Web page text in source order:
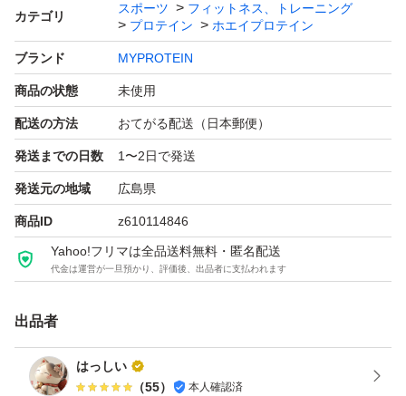
カテゴリ
スポーツ
フィットネス、トレーニング
プロテイン
ホエイプロテイン
ブランド MYPROTEIN
商品の状態 未使用
配送の方法 おてがる配送（日本郵便）
発送までの日数 1〜2日で発送
発送元の地域 広島県
商品ID z610114846
Yahoo!フリマは全品送料無料・匿名配送
代金は運営が一旦預かり、評価後、出品者に支払われます
出品者
はっしい
（55） 本人確認済